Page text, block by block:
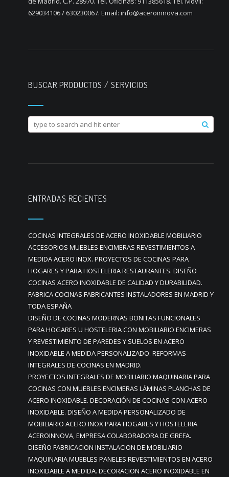
629034106 / 630230067. Email: info@aceroinnova.com
BUSCAR PRODUCTOS / SERVICIOS
ENTRADAS RECIENTES
COCINAS INTEGRALES DE ACERO INOXIDABLE MOBILIARIO
ACCESORIOS MUEBLES ENCIMERAS REVESTIMIENTOS A
MEDIDA ACERO INOX. PROYECTOS DE COCINAS PARA
HOGARES Y PARA HOSTELERIA RESTAURANTES. DISEÑO
COCINAS ACERO INOXIDABLE DE CALIDAD Y DURABILIDAD.
FABRICA COCINAS FABRICANTES INSTALADORES EN MADRID Y
TODA ESPAÑA
DISEÑO DE COCINAS MODERNAS BONITAS FUNCIONALES
PARA HOGARES U HOSTELERIA CON MOBILIARIO ENCIMERAS
Y REVESTIMIENTO DE PAREDES Y SUELOS EN ACERO
INOXIDABLE A MEDIDA PERSONALIZADO. REFORMAS
INTEGRALES DE COCINAS EN MADRID.
PROYECTOS INTEGRALES DE MOBILIARIO MAQUINARIA PARA
COCINAS CON MUEBLES ENCIMERAS LÁMINAS PLANCHAS DE
ACERO INOXIDABLE. DECORACIÓN DE COCINAS CON ACERO
INOXIDABLE. DISEÑO A MEDIDA PERSONALIZADO DE
MOBILIARIO ACERO INOX PARA HOGARES Y HOSTELERIA
ACEROINNOVA, EMPRESA COLABORADORA DE GREFA.
DISEÑO FABRICACION INSTALACION DE MOBILIARIO
MAQUINARIA MUEBLES PANELES REVESTIMIENTOS EN ACERO
INOXIDABLE A MEDIDA. DECORACION ACERO INOXIDABLE EN